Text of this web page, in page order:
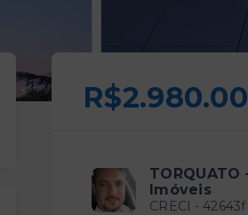
Imóveis
CRECI - 42643f